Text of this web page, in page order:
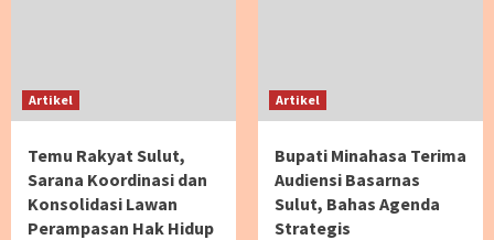
Artikel
Temu Rakyat Sulut,
Sarana Koordinasi dan
Konsolidasi Lawan
Perampasan Hak Hidup
Artikel
Bupati Minahasa Terima
Audiensi Basarnas
Sulut, Bahas Agenda
Strategis